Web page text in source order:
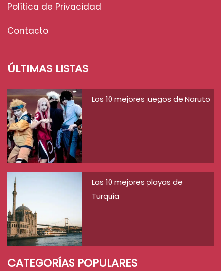
Política de Privacidad
Contacto
ÚLTIMAS LISTAS
Los 10 mejores juegos de Naruto
Las 10 mejores playas de
Turquía
CATEGORÍAS POPULARES